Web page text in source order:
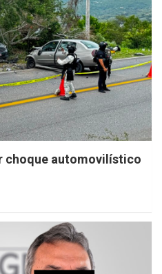
choque automovilístico